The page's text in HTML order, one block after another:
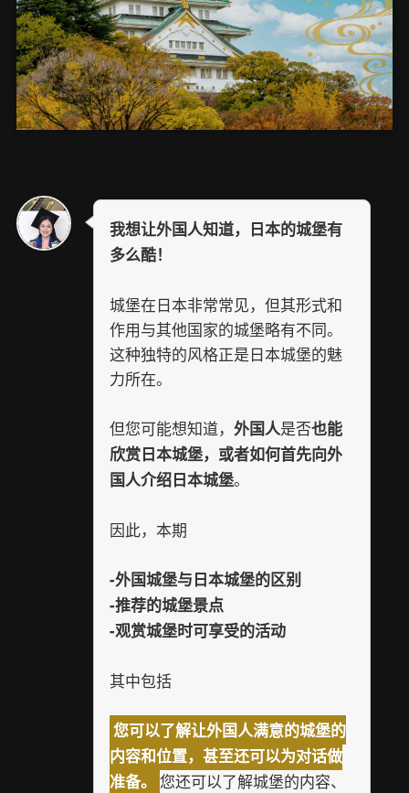
我想让外国人知道，日本的城堡有
多么酷！
城堡在日本非常常见，但其形式和
作用与其他国家的城堡略有不同。
这种独特的风格正是日本城堡的魅
力所在。
但您可能想知道， 外国人是否也能
欣赏日本城堡，或者如何首先向外
国人介绍日本城堡。
因此，本期
-外国城堡与日本城堡的区别
-推荐的城堡景点
-观赏城堡时可享受的活动
其中包括
您可以了解让外国人满意的城堡的
内容和位置，甚至还可以为对话做
准备。 您还可以了解城堡的内容、